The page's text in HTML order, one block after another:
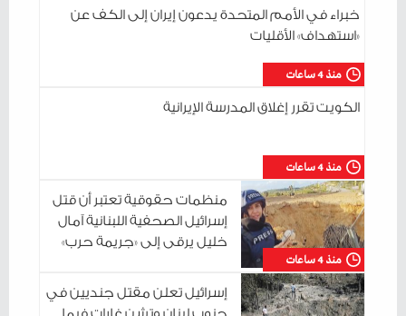
منذ 4 ساعات
خبراء في الأمم المتحدة يدعون إيران إلى الكف عن
«استهداف» الأقليات
منذ 4 ساعات
الكويت تقرر إغلاق المدرسة الإيرانية
منذ 4 ساعات
منظمات حقوقية تعتبر أن قتل
إسرائيل الصحفية اللبنانية آمال
خليل يرقى إلى «جريمة حرب»
إسرائيل تعلن مقتل جنديين في